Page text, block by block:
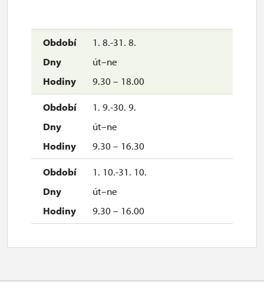
1. 8.-31. 8.
út–ne
9.30 – 18.00
1. 9.-30. 9.
út–ne
9.30 – 16.30
1. 10.-31. 10.
út–ne
9.30 – 16.00